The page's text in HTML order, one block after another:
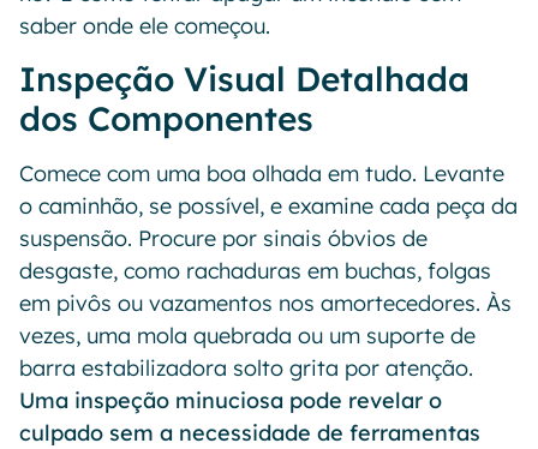
saber onde ele começou.
Inspeção Visual Detalhada
dos Componentes
Comece com uma boa olhada em tudo. Levante
o caminhão, se possível, e examine cada peça da
suspensão. Procure por sinais óbvios de
desgaste, como rachaduras em buchas, folgas
em pivôs ou vazamentos nos amortecedores. Às
vezes, uma mola quebrada ou um suporte de
barra estabilizadora solto grita por atenção.
Uma inspeção minuciosa pode revelar o
culpado sem a necessidade de ferramentas